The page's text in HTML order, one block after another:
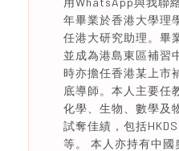
年畢業於香港大學理
任港大研究助理。畢
並成為港島東區補習
時亦擔任香港某上市
底導師。本人主要任
化學、生物、數學及
試奪佳績，包括
等。 本人亦持有中